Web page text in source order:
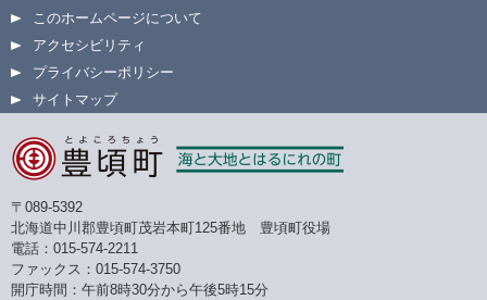
このホームページについて
アクセシビリティ
プライバシーポリシー
サイトマップ
〒089-5392
北海道中川郡豊頃町茂岩本町125番地 豊頃町役場
電話：015-574-2211
ファックス：015-574-3750
開庁時間：午前8時30分から午後5時15分